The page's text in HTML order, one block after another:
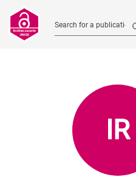
Search for a publication
IR